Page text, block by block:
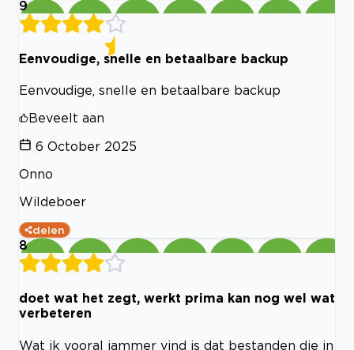
9
Eenvoudige, snelle en betaalbare backup
Eenvoudige, snelle en betaalbare backup
Beveelt aan
6 October 2025
Onno
Wildeboer
delen
8
doet wat het zegt, werkt prima kan nog wel wat
verbeteren
Wat ik vooral jammer vind is dat bestanden die in